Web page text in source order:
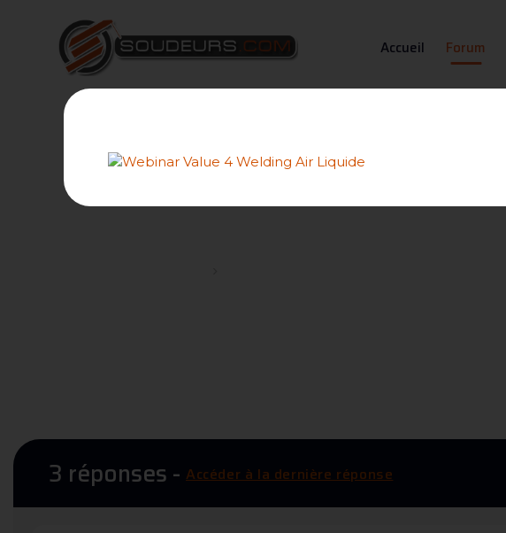
Accueil Forum
3 réponses - Accéder à la dernière réponse